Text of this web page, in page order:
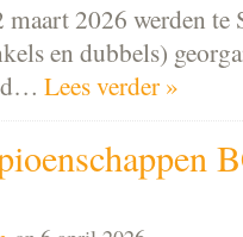
2026 werden te
en dubbels)
Lees verder »